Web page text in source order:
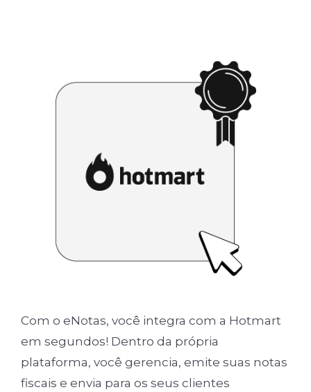
Com o eNotas, você integra com a Hotmart
em segundos! Dentro da própria
plataforma, você gerencia, emite suas notas
fiscais e envia para os seus clientes